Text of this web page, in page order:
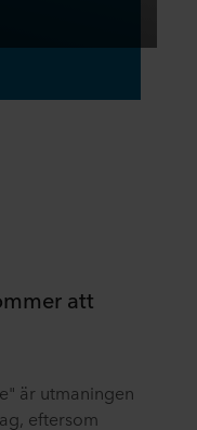
att
är utmaningen
eftersom